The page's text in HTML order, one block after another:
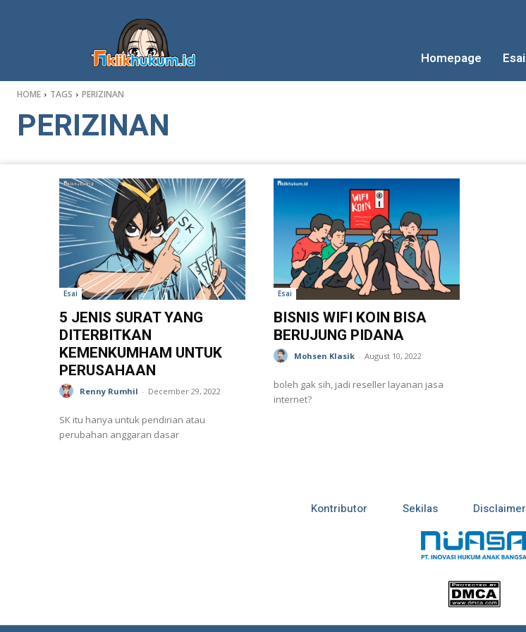
Homepage Esai
HOME TAGS PERIZINAN
PERIZINAN
Esai
5 JENIS SURAT YANG
DITERBITKAN
KEMENKUMHAM UNTUK
PERUSAHAAN
Renny Rumhil - December 29, 2022
SK itu hanya untuk pendirian atau
perubahan anggaran dasar
Esai
BISNIS WIFI KOIN BISA
BERUJUNG PIDANA
Mohsen Klasik - August 10, 2022
boleh gak sih, jadi reseller layanan jasa
internet?
Kontributor Sekilas Disclaimer